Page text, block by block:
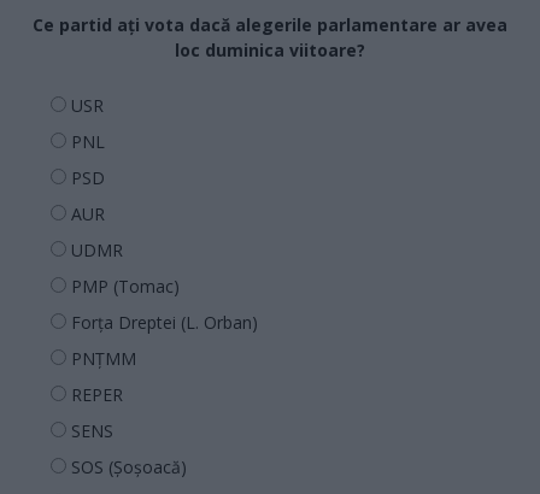
Ce partid ați vota dacă alegerile parlamentare ar avea
loc duminica viitoare?
USR
PNL
PSD
AUR
UDMR
PMP (Tomac)
Forța Dreptei (L. Orban)
PNȚMM
REPER
SENS
SOS (Șoșoacă)